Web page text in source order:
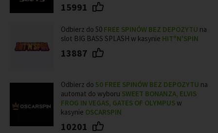
15991
Odbierz do 50 FREE SPINÓW BEZ DEPOZYTU na
slot BIG BASS SPLASH w kasynie HIT"N'SPIN
13887
Odbierz do 50 FREE SPINÓW BEZ DEPOZYTU na
automat do wyboru SWEET BONANZA, ELVIS
FROG IN VEGAS, GATES OF OLYMPUS w
kasynie OSCARSPIN
10201